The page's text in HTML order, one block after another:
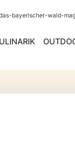
bayerischer-wald-